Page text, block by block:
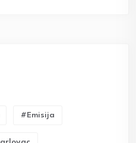
#emisija